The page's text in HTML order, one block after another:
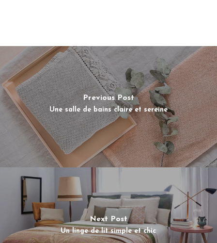
Previous Post
Une salle de bains claire et sereine
Next Post
Un linge de lit simple et chic